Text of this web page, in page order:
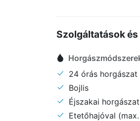
Szolgáltatások
24 órás horgászat
Bojlis
Éjszakai horgászat
Etetőhajóval